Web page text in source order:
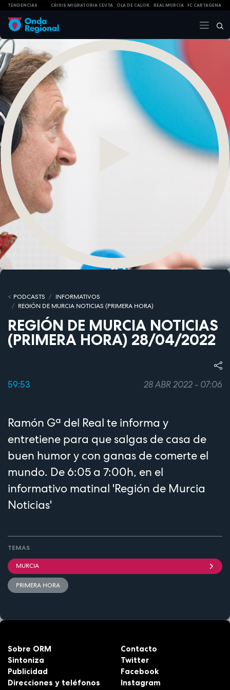
TENDENCIAS CRISIS MIGRATORIA CEUTA OLA DE CALOR REAL MURCIA FC CARTAGENA
PODCASTS
INFORMATIVOS
REGIÓN DE MURCIA NOTICIAS (PRIMERA HORA)
REGIÓN DE MURCIA NOTICIAS
(PRIMERA HORA) 28/04/2022
59:53 28 ABR 2022 - 07:06
Ramón Gª del Real te informa y
entretiene para que salgas de casa de
buen humor y con ganas de comerte el
mundo. De 6:05 a 7:00h, en el
informativo matinal 'Región de Murcia
Noticias'
TEMAS
MURCIA
PRIMERA HORA
Sobre ORM
Sintoniza
Publicidad
Direcciones y teléfonos
Contacto
Twitter
Facebook
Instagram